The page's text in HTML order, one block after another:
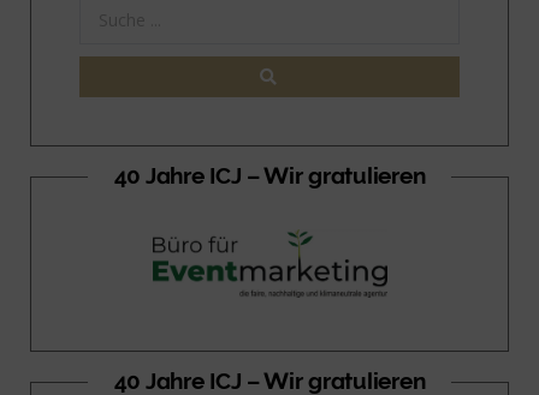
40 Jahre ICJ – Wir gratulieren
40 Jahre ICJ – Wir gratulieren